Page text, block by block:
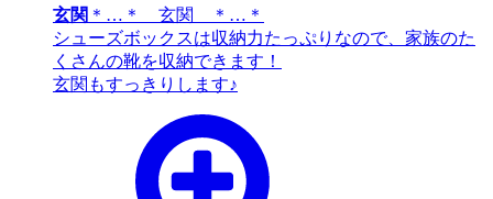
玄関 ＊…＊ 玄関 ＊…＊
シューズボックスは収納力たっぷりなので、家族のた
くさんの靴を収納できます！
玄関もすっきりします♪